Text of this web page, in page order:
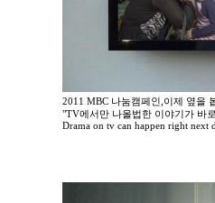
2011 MBC 나눔캠페인,이제 옆을
"TV에서만 나올법한 이야기가 바
Drama on tv can happen right next